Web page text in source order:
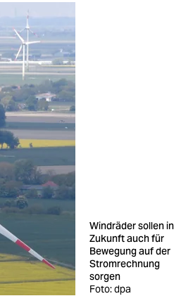
Windräder sollen in
Zukunft auch für
Bewegung auf der
Stromrechnung
sorgen
Foto: dpa